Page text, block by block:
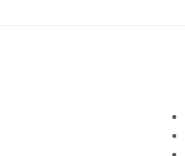
"IOAN N. ROMAN" CONSTANȚA